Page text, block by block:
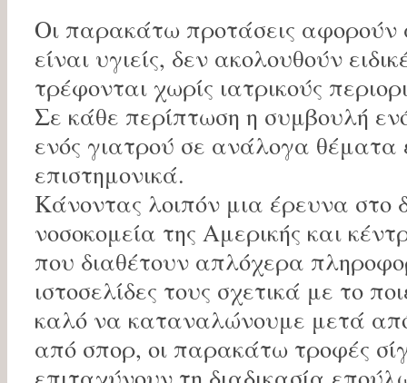
Οι παρακάτω προτάσεις
είναι υγιείς, δεν ακολουθούν
τρέφονται χωρίς ιατρικούς
Σε κάθε περίπτωση η συμβουλή
ενός γιατρού σε ανάλογα θέματα
επιστημονικά.
Κάνοντας λοιπόν μια έρευνα στο
νοσοκομεία της Αμερικής και
που διαθέτουν απλόχερα
ιστοσελίδες τους σχετικά με το
καλό να καταναλώνουμε μετά
από σπορ, οι παρακάτω τροφές